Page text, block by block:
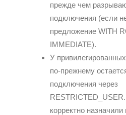
прежде чем
подключения (если
предложение WITH
IMMEDIATE).
У
по-прежнему
подключения через
корректно назначили